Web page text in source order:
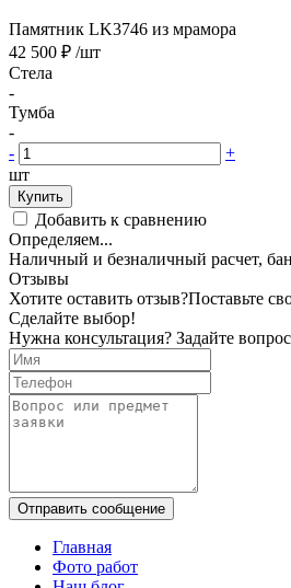
Памятник LK3746 из мрамора
42 500 ₽ /шт
Стела
-
Тумба
-
-
+
шт
Купить
Добавить к сравнению
Определяем...
Наличный и безналичный расчет,
Отзывы
Хотите оставить отзыв?Поставьте
Сделайте выбор!
Нужна консультация? Задайте
Отправить сообщение
Главная
Фото работ